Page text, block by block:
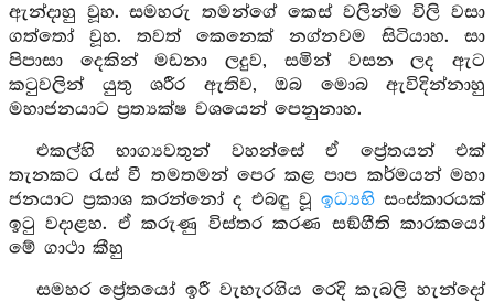
ඇන්දාහු වූහ. සමහරු තමන්ගේ කෙස් වලින්ම විලි වසා
ගත්තෝ වූහ. තවත් කෙනෙක් නග්නවම සිටියාහ. සා
පිපාසා දෙකින් මඩනා ලදුව, සමින් වසන ලද ඇට
කටුවලින් යුතු ශරීර ඇතිව, ඔබ මොබ ඇවිදින්නාහු
මහාජනයාට ප්‍රත්‍යක්ෂ වශයෙන් පෙනුනාහ.
එකල්හි භාග්‍යවතුන් වහන්සේ ඒ ප්‍රේතයන් එක්
තැනකට රැස් වී තමතමන් පෙර කළ පාප කර්මයන් මහා
ජනයාට ප්‍රකාශ කරන්නෝ ද එබඳු වූ ඉධ්‍යභි සංස්කාරයක්
ඉටු වදාළහ. ඒ කරුණු විස්තර කරණ සඞ්ගීති කාරකයෝ
මේ ගාථා කීහු
සමහර ප්‍රේතයෝ ඉරී වැහැරගිය රෙදි කැබලි හැන්දෝ